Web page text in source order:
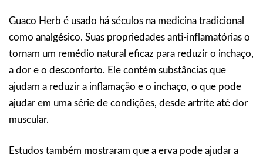
Guaco Herb é usado há séculos na medicina tradicional
como analgésico. Suas propriedades anti-inflamatórias o
tornam um remédio natural eficaz para reduzir o inchaço,
a dor e o desconforto. Ele contém substâncias que
ajudam a reduzir a inflamação e o inchaço, o que pode
ajudar em uma série de condições, desde artrite até dor
muscular.
Estudos também mostraram que a erva pode ajudar a